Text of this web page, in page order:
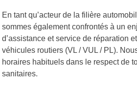
En tant qu’acteur de la filière
sommes également confrontés à un
d’assistance et service de réparation
véhicules routiers (VL / VUL / PL).
horaires habituels dans le respect de
sanitaires.